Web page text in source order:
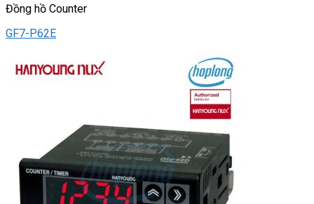
Đồng hồ Counter
GF7-P62E